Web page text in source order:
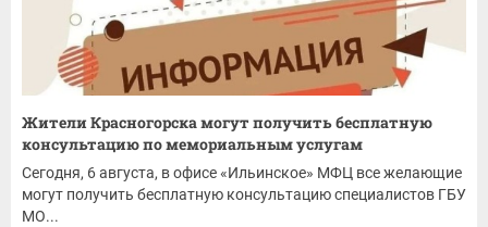
Жители Красногорска могут получить бесплатную
консультацию по мемориальным услугам
Сегодня, 6 августа, в офисе «Ильинское» МФЦ все желающие
могут получить бесплатную консультацию специалистов ГБУ
МО...